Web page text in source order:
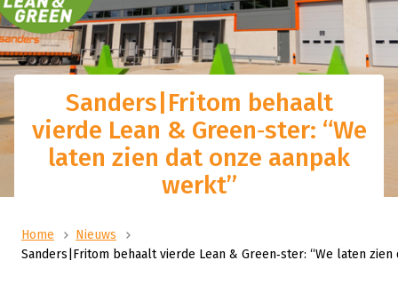
Sanders|Fritom behaalt
vierde Lean & Green‑ster: “We
laten zien dat onze aanpak
werkt”
Home
Nieuws
Sanders|Fritom behaalt vierde Lean & Green‑ster: “We laten